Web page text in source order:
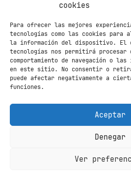
cookies
Para ofrecer las mejores
tecnologías como las cookies para
la información del dispositivo. El
tecnologías nos permitirá procesar
comportamiento de navegación o
en este sitio. No consentir o
puede afectar negativamente a
funciones.
Aceptar
Denegar
Ver
Contacto Aviso legal
Português(